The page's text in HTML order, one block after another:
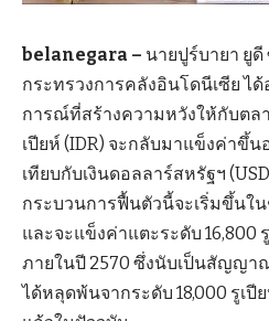
belanegara – นายปูร์บายา ยูดี
กระทรวงการคลังอินโดนีเซีย ไ
การณ์ที่สร้างความหวังให้กับตล
เปียห์ (IDR) จะกลับมาแข็งค่าขึ้น
เทียบกับเงินดอลลาร์สหรัฐฯ
กระบวนการฟื้นตัวนี้จะเริ่มขึ้นใ
และจะแข็งค่าแตะระดับ 16,800
ภายในปี 2570 ซึ่งนับเป็นสัญญา
ได้หลุดพ้นจากระดับ 18,000 รูเ